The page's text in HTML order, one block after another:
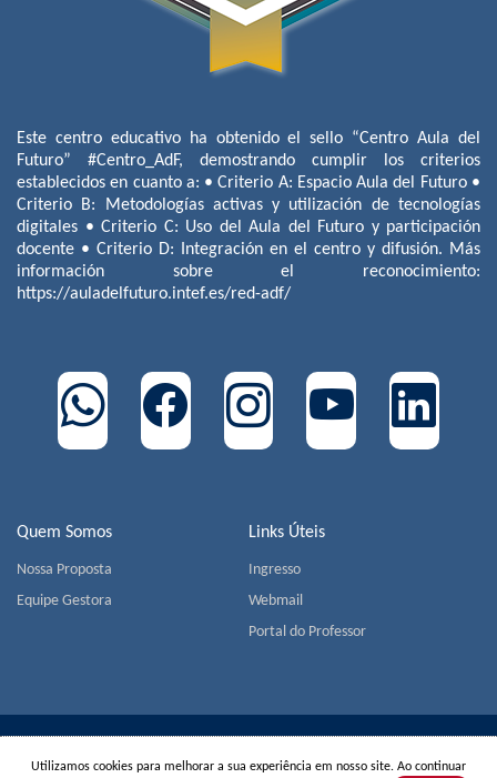
Quem Somos
Nossa Proposta
Equipe Gestora
Links Úteis
Ingresso
Webmail
Portal do Professor
Este centro educativo ha obtenido el sello “Centro Aula del
Futuro” #Centro_AdF, demostrando cumplir los criterios
establecidos en cuanto a: • Criterio A: Espacio Aula del Futuro •
Criterio B: Metodologías activas y utilización de tecnologías
digitales • Criterio C: Uso del Aula del Futuro y participación
docente • Criterio D: Integración en el centro y difusión. Más
información sobre el reconocimiento:
https://auladelfuturo.intef.es/red-adf/
905 - Morumbi - CEP 05618-001 - São Paulo | Tel.:+55(11)
Utilizamos cookies para melhorar a sua experiência em nosso site. Ao continuar